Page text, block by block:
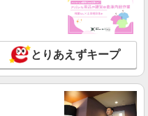
とりあえずキープ